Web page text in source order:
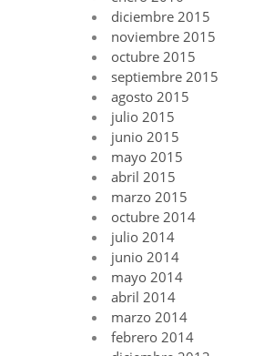
diciembre 2015
noviembre 2015
octubre 2015
septiembre 2015
agosto 2015
julio 2015
junio 2015
mayo 2015
abril 2015
marzo 2015
octubre 2014
julio 2014
junio 2014
mayo 2014
abril 2014
marzo 2014
febrero 2014